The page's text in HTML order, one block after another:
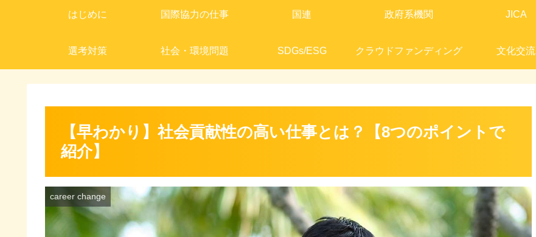
はじめに 国際協力の仕事 国連 政府系機関 JICA
選考対策 社会・環境問題 SDGs/ESG クラウドファンディング 文化交流
【早わかり】社会貢献性の高い仕事とは？【8つのポイントで
紹介】
career change